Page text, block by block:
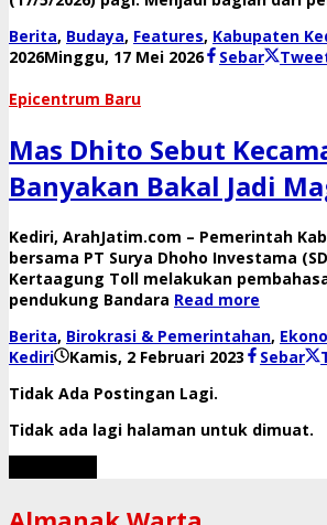
Berita, Budaya, Features, Kabupaten
2026Minggu, 17 Mei 2026olehSebar
Epicentrum Baru
Mas Dhito Sebut
Banyakan Bakal Jadi
Kediri, ArahJatim.com – Pemerintah
bersama PT Surya Dhoho Investama
Kertaagung Toll melakukan
pendukung Bandara Read more
Berita, Birokrasi & Pemerintahan,
Kediri
Kamis, 2 Februari 2023 olehSebar
Tidak Ada Postingan Lagi.
Tidak ada lagi halaman untuk dimuat.